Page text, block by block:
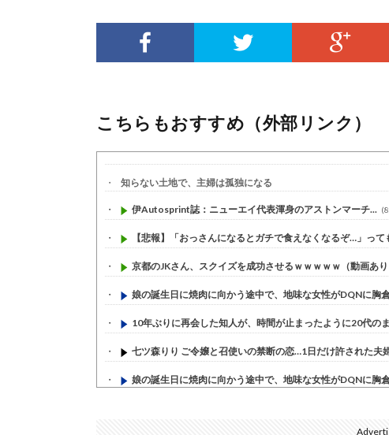
こちらもおすすめ（外部リンク）
知らない土地で、主婦は孤独になる
伊Autosprint誌：ニューエイ代表渾身のアストンマーチ...
【悲報】「おっさんになるとガチで食えなくなるぞ…」って
京都のJKさん、スクイズを成功させるｗｗｗｗｗ（動画あり
娘の誕生日に焼肉に向かう途中で、地味な女性がDQNに胸
10年ぶりに再会した知人が、時間が止まったように20代の
七ツ森りり ご令嬢と召使いの禁断の恋…1日だけ許された夫
娘の誕生日に焼肉に向かう途中で、地味な女性がDQNに胸